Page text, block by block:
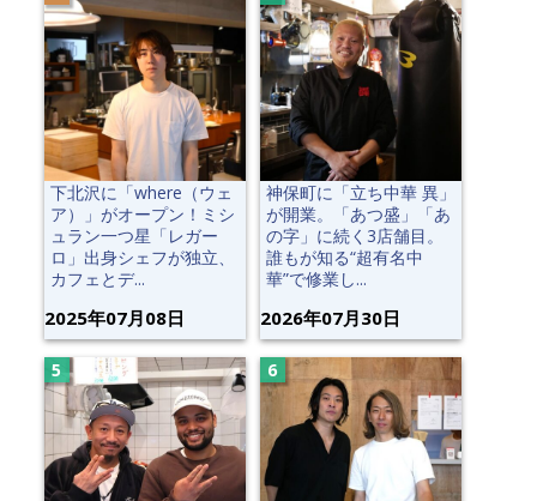
下北沢に「where（ウェ
ア）」がオープン！ミシ
ュラン一つ星「レガー
ロ」出身シェフが独立、
カフェとデ...
2025年07月08日
神保町に「立ち中華 異」
が開業。「あつ盛」「あ
の字」に続く3店舗目。
誰もが知る“超有名中
華”で修業し...
2026年07月30日